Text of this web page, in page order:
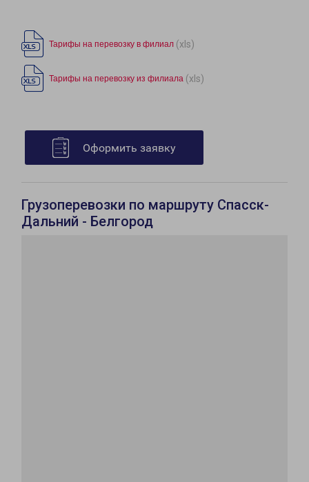
Тарифы на перевозку в филиал (xls)
Тарифы на перевозку из филиала (xls)
Оформить заявку
Грузоперевозки по маршруту Спасск-
Дальний - Белгород